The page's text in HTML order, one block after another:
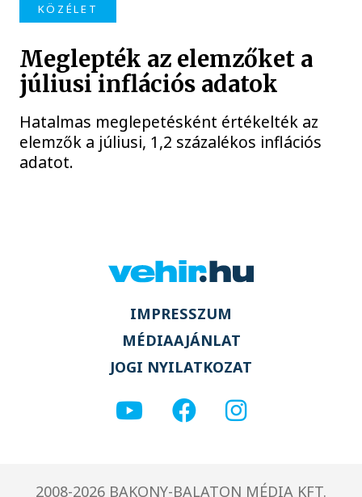
KÖZÉLET
Meglepték az elemzőket a
júliusi inflációs adatok
Hatalmas meglepetésként értékelték az
elemzők a júliusi, 1,2 százalékos inflációs
adatot.
IMPRESSZUM
MÉDIAAJÁNLAT
JOGI NYILATKOZAT
2008-2026 BAKONY-BALATON MÉDIA KFT.